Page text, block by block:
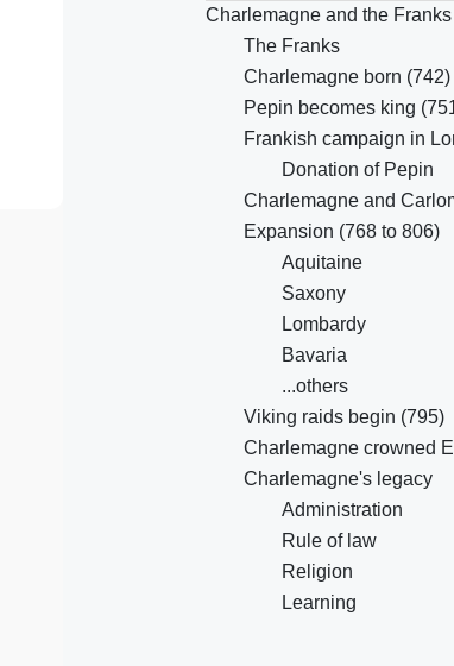
Charlemagne and the Franks
The Franks
Charlemagne born (742)
Pepin becomes king
Frankish campaign in
Donation of Pepin
Charlemagne and
Expansion (768 to 806)
Aquitaine
Saxony
Lombardy
Bavaria
...others
Viking raids begin (795)
Charlemagne crowned
Charlemagne's legacy
Administration
Rule of law
Religion
Learning